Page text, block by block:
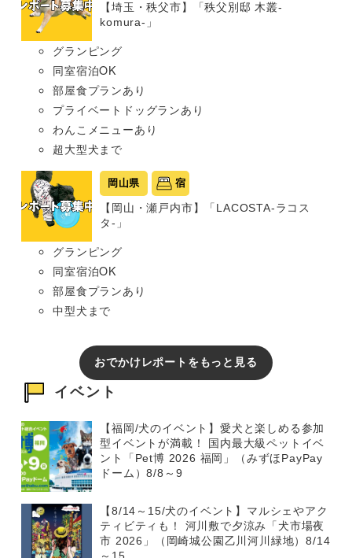
【埼玉・秩父市】「秩父別邸 木叢-
komura-」
グランピング
同室宿泊OK
部屋食プランあり
プライベートドッグランあり
わんこメニューあり
超大型犬まで
岡山県 宿
【岡山・瀬戸内市】「LACOSTA-ラコス
タ-」
グランピング
同室宿泊OK
部屋食プランあり
中型犬まで
おでかけレポートをもっと見る
イベント
【福岡/犬のイベント】愛犬と楽しめる参加
型イベントが満載！ 国内最大級ペットイベ
ント「Pet博 2026 福岡」（みずほPayPay
ドーム）8/8～9
【8/14～15/犬のイベント】マルシェやアク
ティビティも！ 河川敷で夕涼み「犬市場夜
市 2026」（岡崎城公園乙川河川緑地）8/14
～15